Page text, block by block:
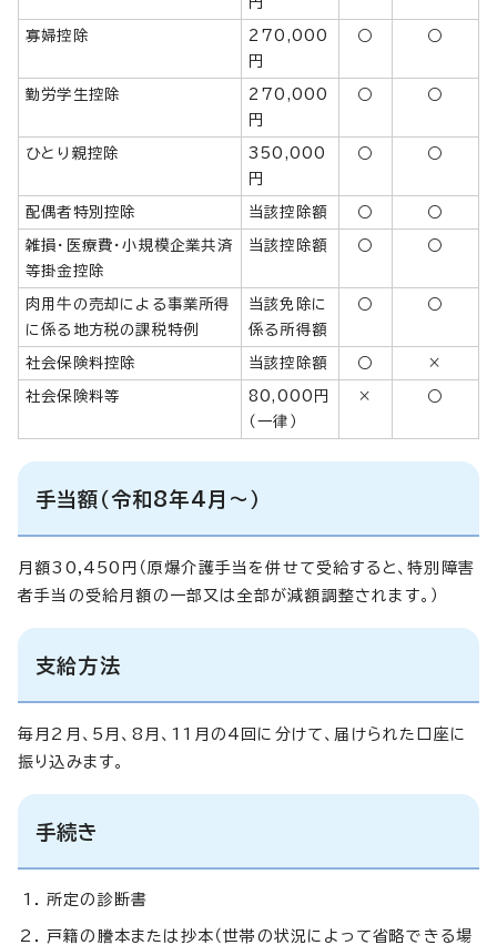
寡婦控除
270,000
円
○ ○
勤労学生控除
270,000
円
○ ○
ひとり親控除
350,000
円
○ ○
配偶者特別控除 当該控除額 ○ ○
雑損・医療費・小規模企業共済
等掛金控除
当該控除額 ○ ○
肉用牛の売却による事業所得
に係る地方税の課税特例
当該免除に
係る所得額
○ ○
社会保険料控除 当該控除額 ○ ×
社会保険料等
80,000円
（一律）
× ○
手当額（令和8年4月～）
月額30,450円（原爆介護手当を併せて受給すると、特別障害
者手当の受給月額の一部又は全部が減額調整されます。）
支給方法
毎月2月、5月、8月、11月の4回に分けて、届けられた口座に
振り込みます。
手続き
所定の診断書
戸籍の謄本または抄本（世帯の状況によって省略できる場